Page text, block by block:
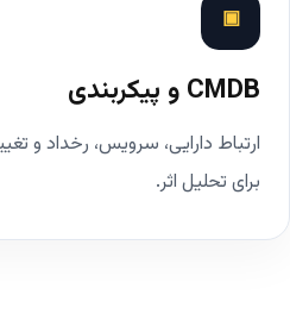
▣
CMDB و پیکربندی
ارتباط دارایی، سرویس، رخداد و
برای تحلیل اثر.